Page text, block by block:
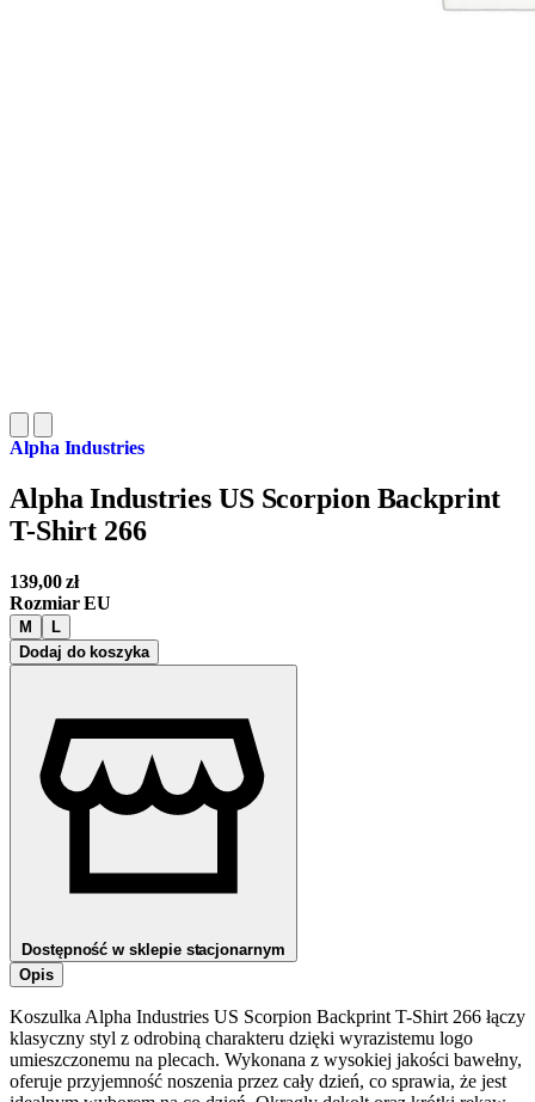
Alpha Industries
Alpha Industries US Scorpion Backprint
T-Shirt 266
139,00zł
Rozmiar EU
M
L
Dodaj do koszyka
Dostępność w sklepie stacjonarnym
Opis
Koszulka Alpha Industries US Scorpion Backprint T-Shirt 266 łączy
klasyczny styl z odrobiną charakteru dzięki wyrazistemu logo
umieszczonemu na plecach. Wykonana z wysokiej jakości bawełny,
oferuje przyjemność noszenia przez cały dzień, co sprawia, że jest